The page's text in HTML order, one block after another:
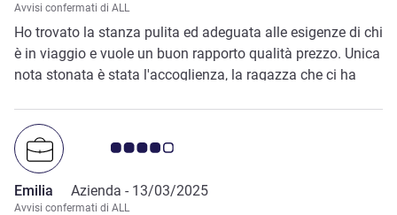
Avvisi confermati di ALL
Ho trovato la stanza pulita ed adeguata alle esigenze di chi
è in viaggio e vuole un buon rapporto qualità prezzo. Unica
nota stonata è stata l'accoglienza, la ragazza che ci ha
Accor dovrebbe lavorare sui piani di motivazione del
personale.
Giudizio clienti 4.0/5
Emilia Azienda - 13/03/2025
Avvisi confermati di ALL